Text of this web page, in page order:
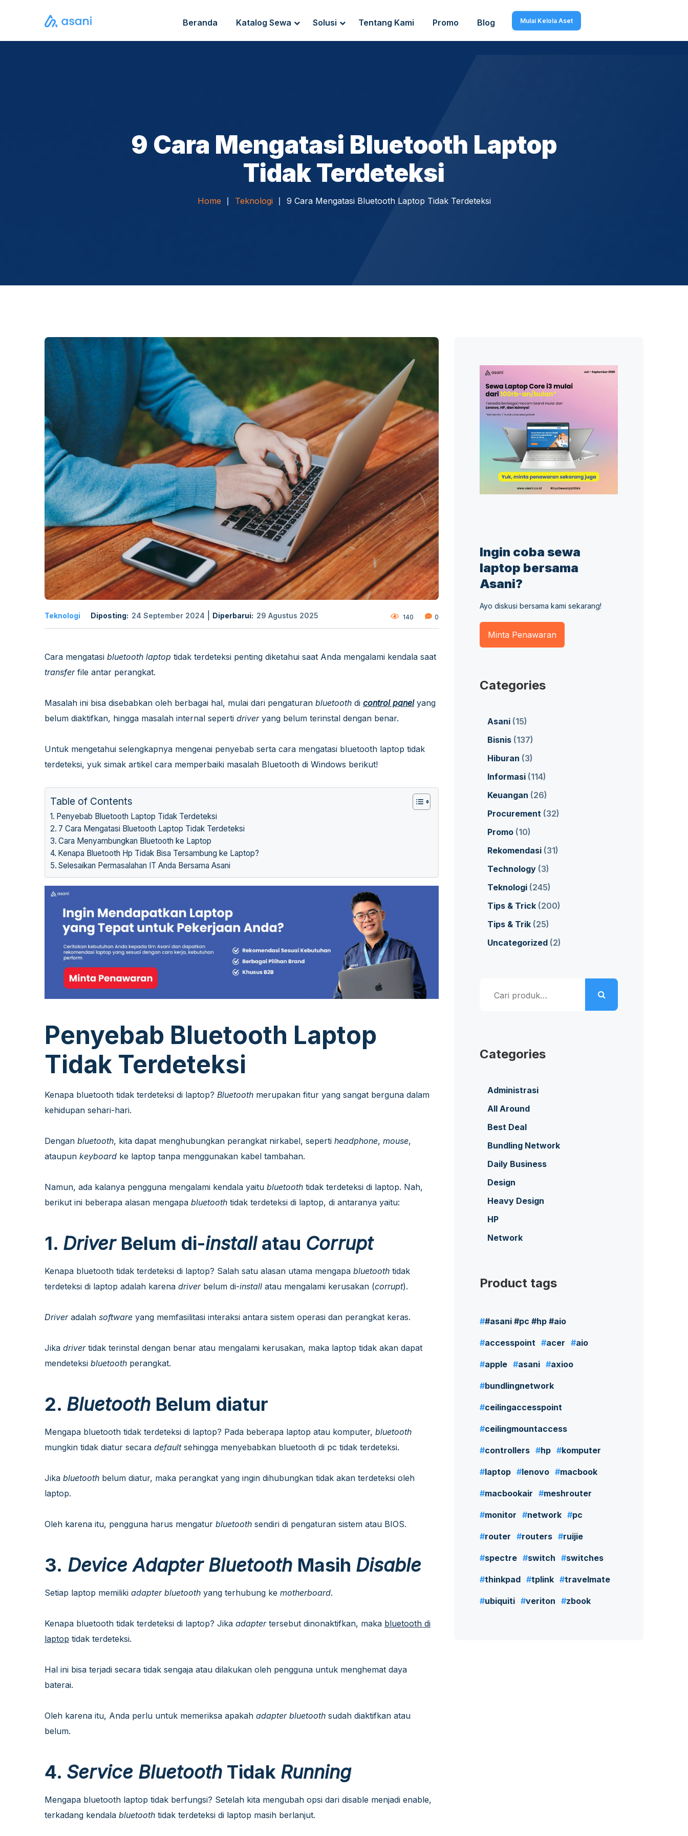
Beranda Katalog Sewa Solusi Tentang Kami Promo Blog Mulai Kelola Aset
9 Cara Mengatasi Bluetooth Laptop
Tidak Terdeteksi
Home Teknologi 9 Cara Mengatasi Bluetooth Laptop Tidak Terdeteksi
Teknologi Diposting: 24 September 2024 Diperbarui: 29 Agustus 2025 140 0
Cara mengatasi bluetooth laptop tidak terdeteksi penting diketahui saat Anda mengalami kendala saat
transferfile antar perangkat.
Masalah ini bisa disebabkan oleh berbagai hal, mulai dari pengaturan bluetooth di control panelyang
belum diaktifkan, hingga masalah internal seperti driveryang belum terinstal dengan benar.
Untuk mengetahui selengkapnya mengenai penyebab serta cara mengatasi bluetooth laptop tidak
terdeteksi, yuk simak artikel cara memperbaiki masalah Bluetooth di Windows berikut!
Table of Contents
Penyebab Bluetooth Laptop Tidak Terdeteksi
7 Cara Mengatasi Bluetooth Laptop Tidak Terdeteksi
Cara Menyambungkan Bluetooth ke Laptop
Kenapa Bluetooth Hp Tidak Bisa Tersambung ke Laptop?
Selesaikan Permasalahan IT Anda Bersama Asani
Penyebab Bluetooth Laptop
Tidak Terdeteksi
Kenapa bluetooth tidak terdeteksi di laptop? Bluetooth merupakan fitur yang sangat berguna dalam
kehidupan sehari-hari.
Dengan bluetooth, kita dapat menghubungkan perangkat nirkabel, seperti headphone, mouse,
ataupun keyboard ke laptop tanpa menggunakan kabel tambahan.
Namun, ada kalanya pengguna mengalami kendala yaitu bluetooth tidak terdeteksi di laptop. Nah,
berikut ini beberapa alasan mengapa bluetooth tidak terdeteksi di laptop, di antaranya yaitu:
1. Driver Belum di-installatau Corrupt
Kenapa bluetooth tidak terdeteksi di laptop? Salah satu alasan utama mengapa bluetooth tidak
terdeteksi di laptop adalah karena driver belum di-install atau mengalami kerusakan (corrupt).
Driver adalah software yang memfasilitasi interaksi antara sistem operasi dan perangkat keras.
Jika driver tidak terinstal dengan benar atau mengalami kerusakan, maka laptop tidak akan dapat
mendeteksi bluetooth perangkat.
2. Bluetooth Belum diatur
Mengapa bluetooth tidak terdeteksi di laptop? Pada beberapa laptop atau komputer, bluetooth
mungkin tidak diatur secara default sehingga menyebabkan bluetooth di pc tidak terdeteksi.
Jika bluetooth belum diatur, maka perangkat yang ingin dihubungkan tidak akan terdeteksi oleh
laptop.
Oleh karena itu, pengguna harus mengatur bluetooth sendiri di pengaturan sistem atau BIOS.
3. Device Adapter Bluetooth Masih Disable
Setiap laptop memiliki adapter bluetooth yang terhubung ke motherboard.
Kenapa bluetooth tidak terdeteksi di laptop? Jika adapter tersebut dinonaktifkan, maka bluetooth di
laptop tidak terdeteksi.
Hal ini bisa terjadi secara tidak sengaja atau dilakukan oleh pengguna untuk menghemat daya
baterai.
Oleh karena itu, Anda perlu untuk memeriksa apakah adapter bluetooth sudah diaktifkan atau
belum.
4. Service Bluetooth Tidak Running
Mengapa bluetooth laptop tidak berfungsi? Setelah kita mengubah opsi dari disable menjadi enable,
terkadang kendala bluetooth tidak terdeteksi di laptop masih berlanjut.
Ingin coba sewa
laptop bersama
Asani?
Ayo diskusi bersama kami sekarang!
Minta Penawaran
Categories
Asani (15)
Bisnis (137)
Hiburan (3)
Informasi (114)
Keuangan (26)
Procurement (32)
Promo (10)
Rekomendasi (31)
Technology (3)
Teknologi (245)
Tips & Trick (200)
Tips & Trik (25)
Uncategorized (2)
untuk:
Categories
Administrasi
All Around
Best Deal
Bundling Network
Daily Business
Design
Heavy Design
HP
Network
Product tags
#asani #pc #hp #aio
accesspoint acer aio
apple asani axioo
bundlingnetwork
ceilingaccesspoint
ceilingmountaccess
controllers hp komputer
laptop lenovo macbook
macbookair meshrouter
monitor network pc
router routers ruijie
spectre switch switches
thinkpad tplink travelmate
ubiquiti veriton zbook